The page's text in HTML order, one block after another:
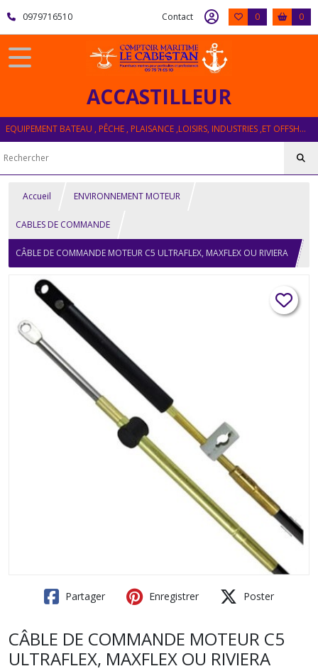
0979716510 Contact 0 0
ACCASTILLEUR
EQUIPEMENT BATEAU , PÊCHE , PLAISANCE ,LOISIRS, INDUSTRIES ,ET OFFSHORE
Accueil ENVIRONNEMENT MOTEUR
CABLES DE COMMANDE
CÂBLE DE COMMANDE MOTEUR C5 ULTRAFLEX, MAXFLEX OU RIVIERA
Partager Enregistrer Poster
CÂBLE DE COMMANDE MOTEUR C5
ULTRAFLEX, MAXFLEX OU RIVIERA